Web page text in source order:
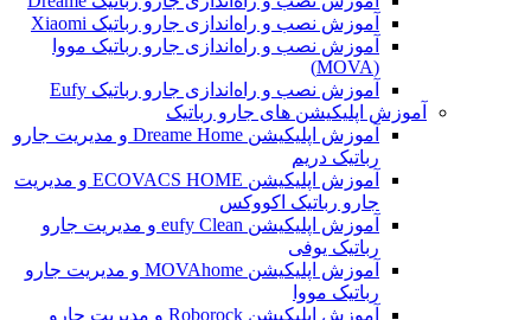
آموزش نصب و راه‌اندازی جارو رباتیک Xiaomi
آموزش نصب و راه‌اندازی جارو رباتیک مووا
(MOVA)
آموزش نصب و راه‌اندازی جارو رباتیک Eufy
آموزش اپلیکیشن های جارو رباتیک
آموزش اپلیکیشن Dreame Home و مدیریت جارو
رباتیک دریم
آموزش اپلیکیشن ECOVACS HOME و مدیریت
جارو رباتیک اکووکس
آموزش اپلیکیشن eufy Clean و مدیریت جارو
رباتیک یوفی
آموزش اپلیکیشن MOVAhome و مدیریت جارو
رباتیک مووا
آموزش اپلیکیشن Roborock و مدیریت جارو